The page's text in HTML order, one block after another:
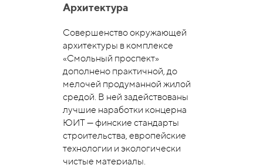
Архитектура
Совершенство окружающей
архитектуры в комплексе
«Смольный проспект»
дополнено практичной, до
мелочей продуманной жилой
средой. В ней задействованы
лучшие наработки концерна
ЮИТ — финские стандарты
строительства, европейские
технологии и экологически
чистые материалы.